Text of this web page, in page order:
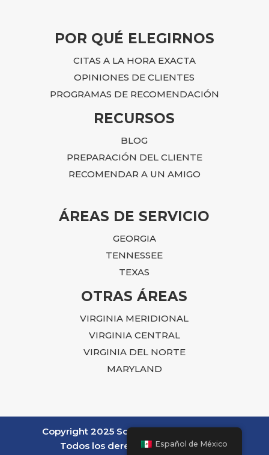
POR QUÉ ELEGIRNOS
CITAS A LA HORA EXACTA
OPINIONES DE CLIENTES
PROGRAMAS DE RECOMENDACIÓN
RECURSOS
BLOG
PREPARACIÓN DEL CLIENTE
RECOMENDAR A UN AMIGO
ÁREAS DE SERVICIO
GEORGIA
TENNESSEE
TEXAS
OTRAS ÁREAS
VIRGINIA MERIDIONAL
VIRGINIA CENTRAL
VIRGINIA DEL NORTE
MARYLAND
Copyright 2025 Sovereign Pest Control.
Todos los derechos reservados.
Español de México